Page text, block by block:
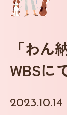
「わん
WBSに
2023.10.14